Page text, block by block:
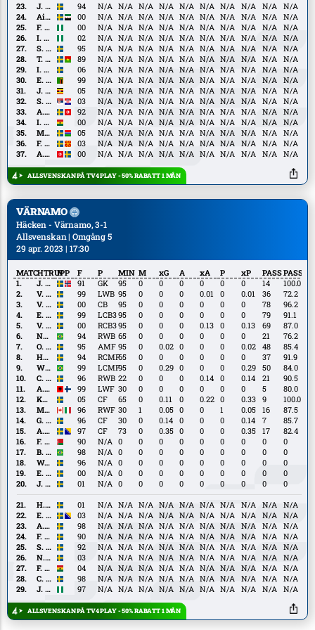
Laursen
Faye
J.
Hammar
J. Hammar 94 N/A N/A N/A N/A N/A N/A N/A N/A N/A
N/A
Aiham
Ousou
Aiham Ousou 00 N/A N/A N/A N/A N/A N/A N/A N/A N/A
N/A
F.
Tebo
F. Tebo 00 N/A N/A N/A N/A N/A N/A N/A N/A N/A
N/A
I.
Abdulrazak
I. Abdulrazak 02 N/A N/A N/A N/A N/A N/A N/A N/A N/A
N/A
S.
Gustafson
S. Gustafson 95 N/A N/A N/A N/A N/A N/A N/A N/A N/A
N/A
T.
Sana
T. Sana 89 N/A N/A N/A N/A N/A N/A N/A N/A N/A
N/A
I.
Brusberg
I. Brusberg 06 N/A N/A N/A N/A N/A N/A N/A N/A N/A
N/A
E.
Chilufya
E. Chilufya 99 N/A N/A N/A N/A N/A N/A N/A N/A N/A
N/A
J.
Dembe
J. Dembe 05 N/A N/A N/A N/A N/A N/A N/A N/A N/A
N/A
S.
Hrstić
S. Hrstić 03 N/A N/A N/A N/A N/A N/A N/A N/A N/A
N/A
A.
Layouni
A. Layouni 92 N/A N/A N/A N/A N/A N/A N/A N/A N/A
N/A
I.
Sadiq
I. Sadiq 00 N/A N/A N/A N/A N/A N/A N/A N/A N/A
N/A
M.
Sonko
M. Sonko 05 N/A N/A N/A N/A N/A N/A N/A N/A N/A
N/A
F.
Trpcevski
F. Trpcevski 03 N/A N/A N/A N/A N/A N/A N/A N/A N/A
N/A
A.A. Youssef 00 N/A N/A N/A N/A N/A N/A N/A N/A N/A N/A
ALLSVENSKAN PÅ TV4 PLAY - 50% RABATT 1 MÅN
VÄRNAMO
Häcken - Värnamo, 3-1
Allsvenskan | Omgång 5
29 apr. 2023 | 17:30
MATCHTRUPP
N F P MIN M xG A xA P xP PASSPASS%
J.
Rasheed
J. Rasheed 91 GK 95 0 0 0 0 0 0 14
100.0
V.
Bergh
V. Bergh 99 LWB 95 0 0 0 0.01 0 0.01 36
72.2
V.
Eriksson
V. Eriksson 00 CB 95 0 0 0 0 0 0 78
96.2
E.
Grozdanić
E. Grozdanić 99 LCB395 0 0 0 0 0 0 79
91.1
V.
Larsson
V. Larsson 00 RCB395 0 0 0 0.13 0 0.13 69
87.0
Netinho
Netinho 94 RWB 65 0 0 0 0 0 0 21
76.2
O.
Johansson
O. Johansson 95 AMF 95 0 0.02 0 0 0 0.02 48
85.4
Hampus
Näsström
Hampus Näsström 94 RCMF65 0 0 0 0 0 0 37
91.9
Wenderson
Wenderson 99 LCMF95 0 0.29 0 0 0 0.29 50
84.0
C.
Vindehall
C. Vindehall 96 RWB 22 0 0 0 0.14 0 0.14 21
90.5
A.
Ademi
A. Ademi 99 LWF 30 0 0 0 0 0 0 5
80.0
Kenan
Bilalovic
Kenan Bilalovic 05 CF 65 0 0.11 0 0.22 0 0.33 9
100.0
M.
Bustos
M. Bustos 96 RWF 30 1 0.05 0 0 1 0.05 16
87.5
G.
Engvall
G. Engvall 96 CF 30 0 0.14 0 0 0 0.14 7
85.7
A.
Zeljković
A. Zeljković 97 CF 73 0 0.35 0 0 0 0.35 17
82.4
F.
Voytekhovich
F. Voytekhovich 90 N/A 0 0 0 0 0 0 0 0
0
B.
Vilar
B. Vilar 98 N/A 0 0 0 0 0 0 0 0
0
W.
Kenndal
W. Kenndal 96 N/A 0 0 0 0 0 0 0 0
0
E.
Bećirović
E. Bećirović 00 N/A 0 0 0 0 0 0 0 0
0
J.
Dickman
J. Dickman 01 N/A 0 0 0 0 0 0 0 0
0
H.
Gustafsson
H. Gustafsson 01 N/A N/A N/A N/A N/A N/A N/A N/A N/A
N/A
E.
Hasić
E. Hasić 03 N/A N/A N/A N/A N/A N/A N/A N/A N/A
N/A
A.
Lohikangas
A. Lohikangas 98 N/A N/A N/A N/A N/A N/A N/A N/A N/A
N/A
F.
Winsth
F. Winsth 90 N/A N/A N/A N/A N/A N/A N/A N/A N/A
N/A
S.
Thern
S. Thern 92 N/A N/A N/A N/A N/A N/A N/A N/A N/A
N/A
N.
Wallenberg
N. Wallenberg 03 N/A N/A N/A N/A N/A N/A N/A N/A N/A
N/A
F.
Adjei
F. Adjei 04 N/A N/A N/A N/A N/A N/A N/A N/A N/A
N/A
C.
Johansson
C. Johansson 98 N/A N/A N/A N/A N/A N/A N/A N/A N/A
N/A
J. J. Kalu 97 N/A N/A N/A N/A N/A N/A N/A N/A N/A N/A
ALLSVENSKAN PÅ TV4 PLAY - 50% RABATT 1 MÅN